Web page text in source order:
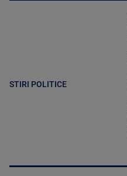
STIRI POLITICE